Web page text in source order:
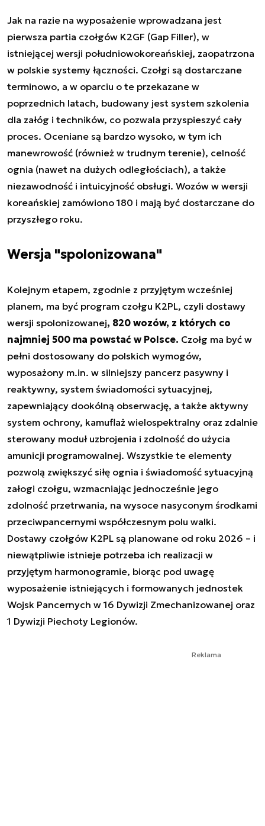
Jak na razie na wyposażenie wprowadzana jest
pierwsza partia czołgów K2GF (Gap Filler), w
istniejącej wersji południowokoreańskiej, zaopatrzona
w polskie systemy łączności. Czołgi są dostarczane
terminowo, a w oparciu o te przekazane w
poprzednich latach, budowany jest system szkolenia
dla załóg i techników, co pozwala przyspieszyć cały
proces. Oceniane są bardzo wysoko, w tym ich
manewrowość (również w trudnym terenie), celność
ognia (nawet na dużych odległościach), a także
niezawodność i intuicyjność obsługi. Wozów w wersji
koreańskiej zamówiono 180 i mają być dostarczane do
przyszłego roku.
Wersja "spolonizowana"
Kolejnym etapem, zgodnie z przyjętym wcześniej
planem, ma być program czołgu K2PL, czyli dostawy
wersji spolonizowanej, 820 wozów, z których co
najmniej 500 ma powstać w Polsce. Czołg ma być w
pełni dostosowany do polskich wymogów,
wyposażony m.in. w silniejszy pancerz pasywny i
reaktywny, system świadomości sytuacyjnej,
zapewniający dookólną obserwację, a także aktywny
system ochrony, kamuflaż wielospektralny oraz zdalnie
sterowany moduł uzbrojenia i zdolność do użycia
amunicji programowalnej. Wszystkie te elementy
pozwolą zwiększyć siłę ognia i świadomość sytuacyjną
załogi czołgu, wzmacniając jednocześnie jego
zdolność przetrwania, na wysoce nasyconym środkami
przeciwpancernymi współczesnym polu walki.
Dostawy czołgów K2PL są planowane od roku 2026 – i
niewątpliwie istnieje potrzeba ich realizacji w
przyjętym harmonogramie, biorąc pod uwagę
wyposażenie istniejących i formowanych jednostek
Wojsk Pancernych w 16 Dywizji Zmechanizowanej oraz
1 Dywizji Piechoty Legionów.
Reklama